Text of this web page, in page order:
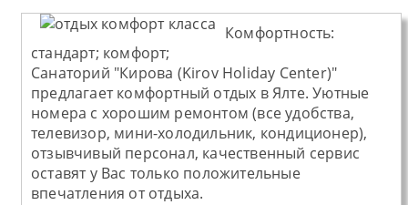
Комфортность:
стандарт; комфорт;
Санаторий "Кирова (Kirov Holiday Center)"
предлагает комфортный отдых в Ялте. Уютные
номера с хорошим ремонтом (все удобства,
телевизор, мини-холодильник, кондиционер),
отзывчивый персонал, качественный сервис
оставят у Вас только положительные
впечатления от отдыха.